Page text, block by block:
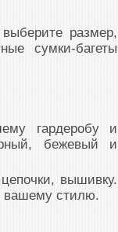
размер,
сумки-багеты
гардеробу и
бежевый и
вышивку.
вашему стилю.